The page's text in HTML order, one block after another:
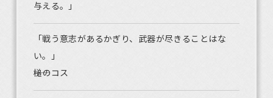
与える。」
「戦う意志があるかぎり、武器が尽きることはな
い。」
――槌のコス